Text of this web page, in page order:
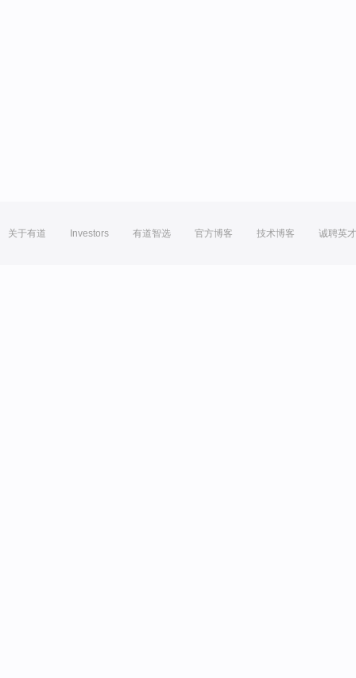
关于有道 Investors 有道智选 官方博客 技术博客 诚聘英才